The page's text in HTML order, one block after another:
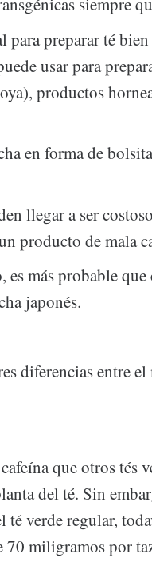
para preparar té
usar para
productos
en forma de
llegar a ser
producto de mala
es más probable
japonés.
diferencias entre
que otros tés
del té. Sin
verde regular,
70 miligramos por